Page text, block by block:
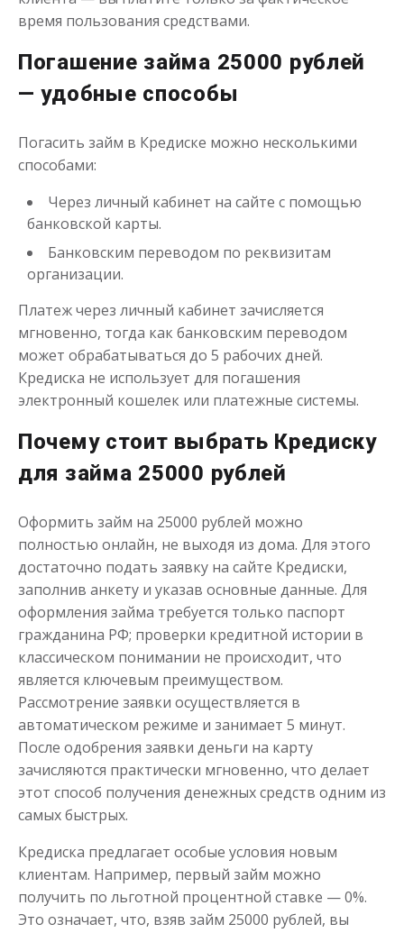
Получить
Займ без отказа
Сумма до50 000₽
Срок
Получить
время пользования средствами.
Погашение займа 25000 рублей
— удобные способы
Погасить займ в Кредиске можно несколькими
способами:
Через личный кабинет на сайте с помощью
банковской карты.
Банковским переводом по реквизитам
организации.
Платеж через личный кабинет зачисляется
мгновенно, тогда как банковским переводом
может обрабатываться до 5 рабочих дней.
Кредиска не использует для погашения
электронный кошелек или платежные системы.
Почему стоит выбрать Кредиску
для займа 25000 рублей
Оформить займ на 25000 рублей можно
полностью онлайн, не выходя из дома. Для этого
достаточно подать заявку на сайте Кредиски,
заполнив анкету и указав основные данные. Для
оформления займа требуется только паспорт
гражданина РФ; проверки кредитной истории в
классическом понимании не происходит, что
является ключевым преимуществом.
Рассмотрение заявки осуществляется в
автоматическом режиме и занимает 5 минут.
После одобрения заявки деньги на карту
зачисляются практически мгновенно, что делает
этот способ получения денежных средств одним из
самых быстрых.
Кредиска предлагает особые условия новым
клиентам. Например, первый займ можно
получить по льготной процентной ставке — 0%.
Это означает, что, взяв займ 25000 рублей, вы